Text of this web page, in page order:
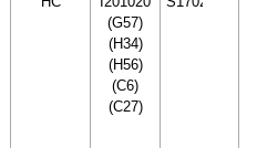
(G57)
(H34)
(H56)
(C6)
(C27)